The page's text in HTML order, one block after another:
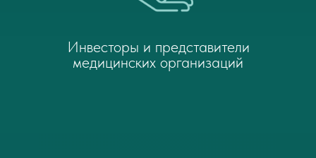
Инвесторы и представители
медицинских организаций